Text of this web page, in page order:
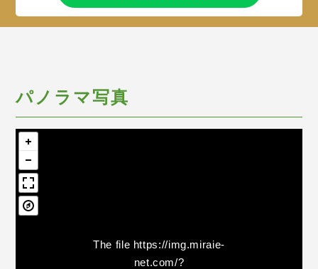
パノラマ写真
The file https://img.miraie-
net.com/?